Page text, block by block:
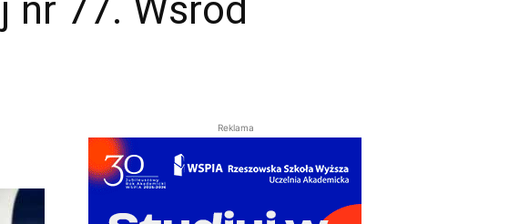
nr 77. Wśród
Reklama